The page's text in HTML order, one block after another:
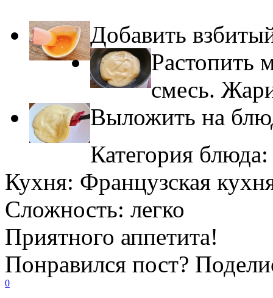
Добавить
Растопить
смесь.
Выложить на
Категория
Кухня: Французская
Сложность: легко
Приятного аппетита!
Понравился пост?
0